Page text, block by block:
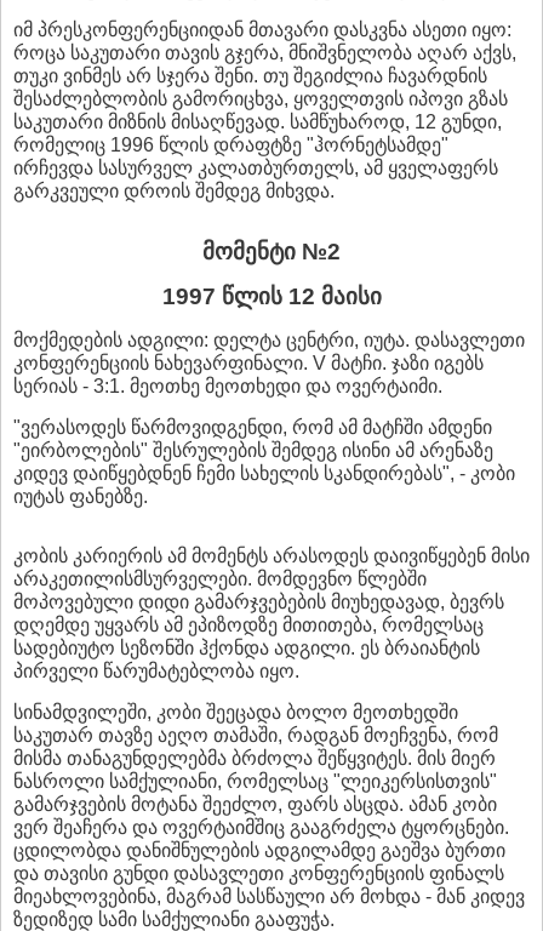
იმ პრესკონფერენციიდან მთავარი დასკვნა ასეთი იყო:
როცა საკუთარი თავის გჯერა, მნიშვნელობა აღარ აქვს,
თუკი ვინმეს არ სჯერა შენი. თუ შეგიძლია ჩავარდნის
შესაძლებლობის გამორიცხვა, ყოველთვის იპოვი გზას
საკუთარი მიზნის მისაღწევად. სამწუხაროდ, 12 გუნდი,
რომელიც 1996 წლის დრაფტზე "ჰორნეტსამდე"
ირჩევდა სასურველ კალათბურთელს, ამ ყველაფერს
გარკვეული დროის შემდეგ მიხვდა.
მომენტი №2
1997 წლის 12 მაისი
მოქმედების ადგილი: დელტა ცენტრი, იუტა. დასავლეთი
კონფერენციის ნახევარფინალი. V მატჩი. ჯაზი იგებს
სერიას - 3:1. მეოთხე მეოთხედი და ოვერტაიმი.
"ვერასოდეს წარმოვიდგენდი, რომ ამ მატჩში ამდენი
"ეირბოლების" შესრულების შემდეგ ისინი ამ არენაზე
კიდევ დაიწყებდნენ ჩემი სახელის სკანდირებას", - კობი
იუტას ფანებზე.
კობის კარიერის ამ მომენტს არასოდეს დაივიწყებენ მისი
არაკეთილისმსურველები. მომდევნო წლებში
მოპოვებული დიდი გამარჯვებების მიუხედავად, ბევრს
დღემდე უყვარს ამ ეპიზოდზე მითითება, რომელსაც
სადებიუტო სეზონში ჰქონდა ადგილი. ეს ბრაიანტის
პირველი წარუმატებლობა იყო.
სინამდვილეში, კობი შეეცადა ბოლო მეოთხედში
საკუთარ თავზე აეღო თამაში, რადგან მოეჩვენა, რომ
მისმა თანაგუნდელებმა ბრძოლა შეწყვიტეს. მის მიერ
ნასროლი სამქულიანი, რომელსაც "ლეიკერსისთვის"
გამარჯვების მოტანა შეეძლო, ფარს ასცდა. ამან კობი
ვერ შეაჩერა და ოვერტაიმშიც გააგრძელა ტყორცნები.
ცდილობდა დანიშნულების ადგილამდე გაეშვა ბურთი
და თავისი გუნდი დასავლეთი კონფერენციის ფინალს
მიეახლოვებინა, მაგრამ სასწაული არ მოხდა - მან კიდევ
ზედიზედ სამი სამქულიანი გააფუჭა.